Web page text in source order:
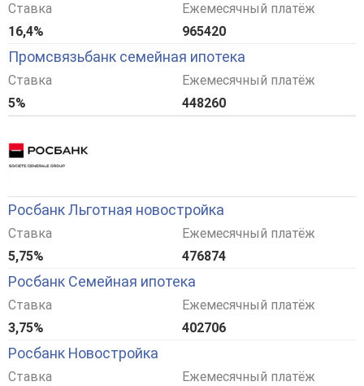
Ставка
16,4%
Ежемесячный платёж
965420
Промсвязьбанк семейная ипотека
Ставка
5%
Ежемесячный платёж
448260
Росбанк Льготная новостройка
Ставка
5,75%
Ежемесячный платёж
476874
Росбанк Семейная ипотека
Ставка
3,75%
Ежемесячный платёж
402706
Росбанк Новостройка
Ставка
Ежемесячный платёж